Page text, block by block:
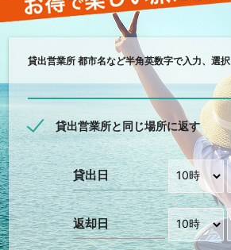
貸出営業所 都市名など半角英数字で入力、選択
貸出営業所と同じ場所に返す
貸出日
返却日